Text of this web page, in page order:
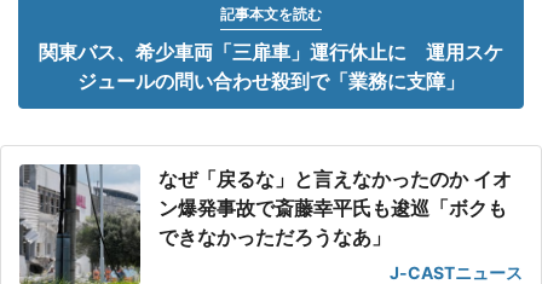
記事本文を読む
関東バス、希少車両「三扉車」運行休止に 運用スケ
ジュールの問い合わせ殺到で「業務に支障」
なぜ「戻るな」と言えなかったのか イオ
ン爆発事故で斎藤幸平氏も逡巡「ボクも
できなかっただろうなあ」
J-CASTニュース